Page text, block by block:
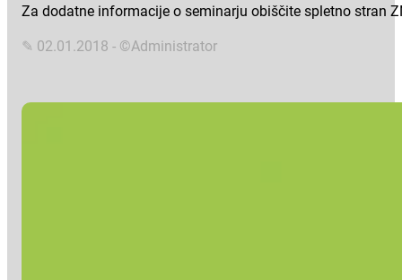
Za dodatne informacije o seminarju obiščite spletno stran
✎ 02.01.2018 - ©Administrator